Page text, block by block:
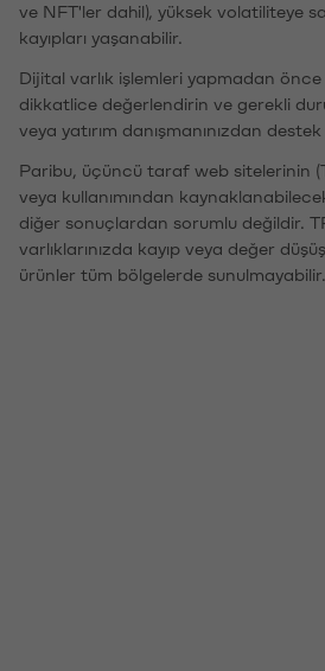
ve NFT'ler dahil), yüksek volatiliteye
kayıpları yaşanabilir.
Dijital varlık işlemleri yapmadan
dikkatlice değerlendirin ve gerekli
veya yatırım danışmanınızdan destek
Paribu, üçüncü taraf web sitelerinin
veya kullanımından
diğer sonuçlardan sorumlu değildir.
varlıklarınızda kayıp veya değer
ürünler tüm bölgelerde sunulmayabilir.